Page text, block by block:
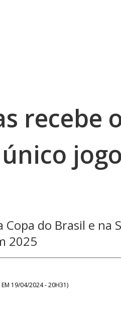
recebe
Copa do Brasil e na
2025
19/04/2024 - 20H31)